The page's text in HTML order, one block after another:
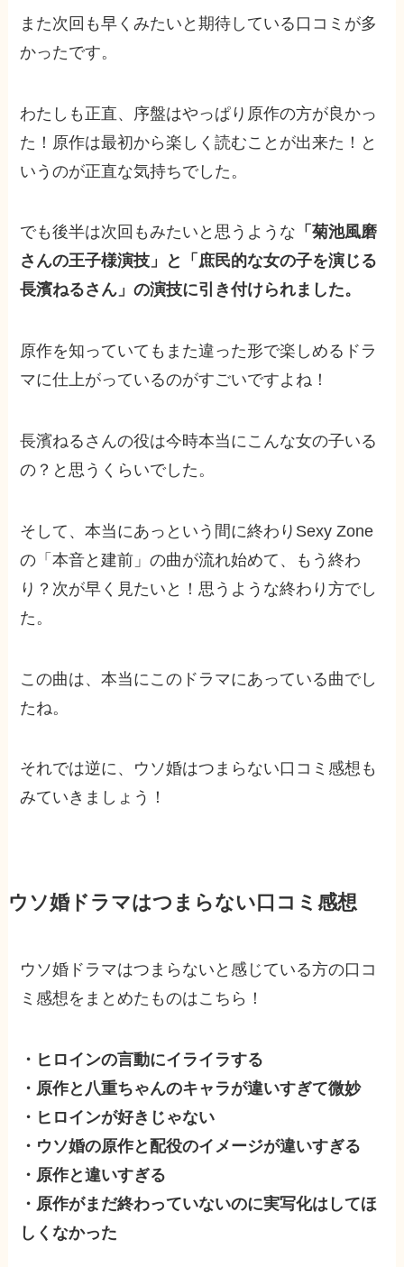
また次回も早くみたいと期待している口コミが多
かったです。
わたしも正直、序盤はやっぱり原作の方が良かっ
た！原作は最初から楽しく読むことが出来た！と
いうのが正直な気持ちでした。
でも後半は次回もみたいと思うような 「菊池風磨
さんの王子様演技」と「庶民的な女の子を演じる
長濱ねるさん」の演技に引き付けられました。
原作を知っていてもまた違った形で楽しめるドラ
マに仕上がっているのがすごいですよね！
長濱ねるさんの役は今時本当にこんな女の子いる
の？と思うくらいでした。
そして、本当にあっという間に終わりSexy Zone
の「本音と建前」の曲が流れ始めて、もう終わ
り？次が早く見たいと！思うような終わり方でし
た。
この曲は、本当にこのドラマにあっている曲でし
たね。
それでは逆に、ウソ婚はつまらない口コミ感想も
みていきましょう！
ウソ婚ドラマはつまらない口コミ感想
ウソ婚ドラマはつまらないと感じている方の口コ
ミ感想をまとめたものはこちら！
・ヒロインの言動にイライラする
・原作と八重ちゃんのキャラが違いすぎて微妙
・ヒロインが好きじゃない
・ウソ婚の原作と配役のイメージが違いすぎる
・原作と違いすぎる
・原作がまだ終わっていないのに実写化はしてほ
しくなかった